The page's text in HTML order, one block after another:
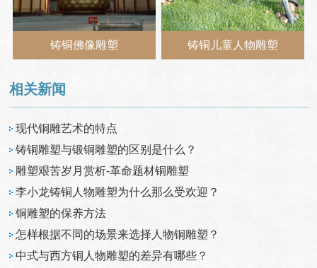
铸铜佛像雕塑 铸铜儿童人物雕塑
相关新闻
现代铜雕艺术的特点
铸铜雕塑与锻铜雕塑的区别是什么？
雕塑艰苦岁月赏析-革命题材铜雕塑
李小龙铸铜人物雕塑为什么那么受欢迎？
铜雕塑的保养方法
怎样根据不同的场景来选择人物铜雕塑？
中式与西方铜人物雕塑的差异有哪些？